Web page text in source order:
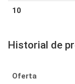
10
Historial de
Oferta